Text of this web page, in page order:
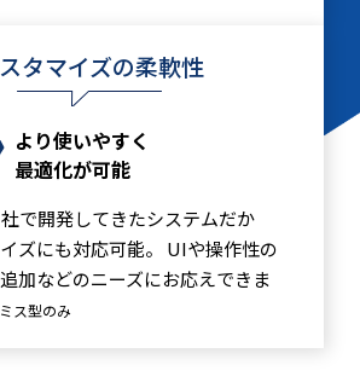
タマイズの柔軟性
より使いやすく
最適化が可能
で開発してきたシステムだか
ズにも対応可能。 UIや操作性の
加などのニーズにお応えできま
ス型のみ